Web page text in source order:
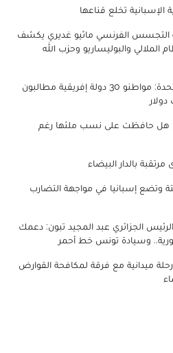
الإسبانية تخلع قناعها
التجسس الفرنسي ماثيو غديري يكشف
والبوليساريو وحزب الله
تأشيرة الدخول للولايات المتحدة: مواطنو 30 دولة إفريقية مطالبون
هل حافظت على نسب ملئها رغم
بالدار البيضاء
وتضع إسبانيا في مواجهة التضارب
الجزائري عبد المجيد تبون: دعمك
وسيادة تونس خط أحمر
ميدانية مع فرقة لمكافحة القوارض